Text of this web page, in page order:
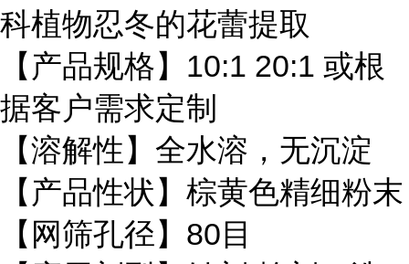
科植物忍冬的花蕾提取
【产品规格】10:1 20:1 或根
据客户需求定制
【溶解性】全水溶，无沉淀
【产品性状】棕黄色精细粉末
【网筛孔径】80目